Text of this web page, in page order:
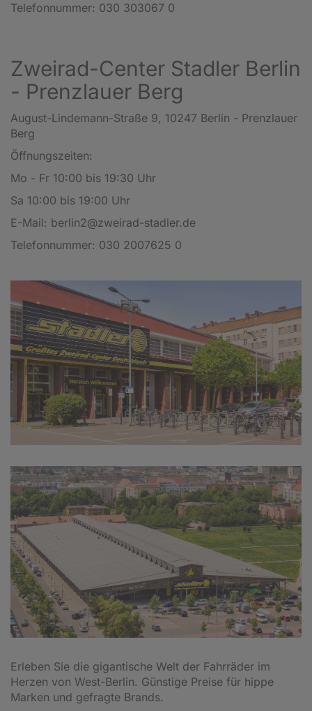
Telefonnummer: 030 303067 0
Zweirad-Center Stadler Berlin
- Prenzlauer Berg
August-Lindemann-Straße 9, 10247 Berlin - Prenzlauer
Berg
Öffnungszeiten:
Mo - Fr 10:00 bis 19:30 Uhr
Sa 10:00 bis 19:00 Uhr
E-Mail: berlin2@zweirad-stadler.de
Telefonnummer: 030 2007625 0
Erleben Sie die gigantische Welt der Fahrräder im
Herzen von West-Berlin. Günstige Preise für hippe
Marken und gefragte Brands.